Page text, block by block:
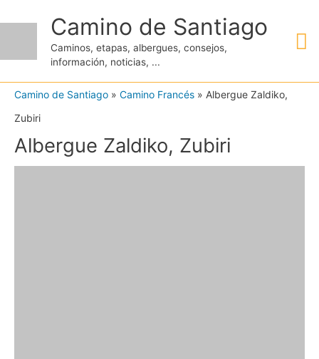
contenido
Camino de Santiago
Caminos, etapas, albergues, consejos,
información, noticias, ...
Camino de Santiago » Camino Francés » Albergue Zaldiko,
Zubiri
Albergue Zaldiko, Zubiri